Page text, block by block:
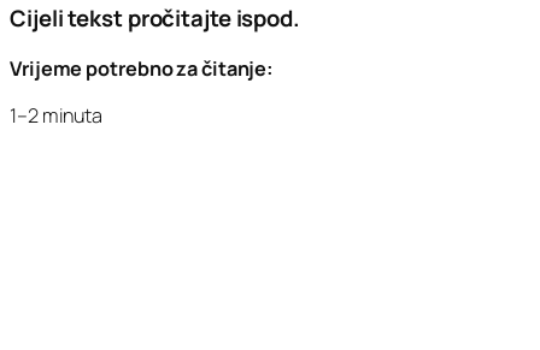
Cijeli tekst pročitajte ispod.
Vrijeme potrebno za čitanje:
1–2 minuta